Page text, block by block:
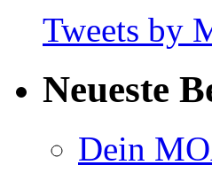
Tweets by
Neueste
Dein